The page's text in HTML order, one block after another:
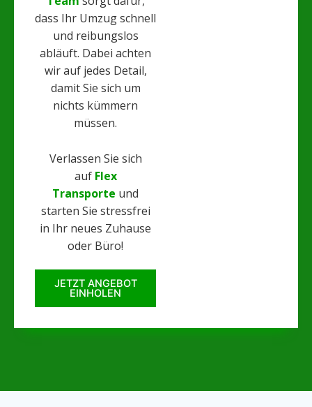
dass Ihr Umzug schnell
und reibungslos
abläuft. Dabei achten
wir auf jedes Detail,
damit Sie sich um
nichts kümmern
müssen.
Verlassen Sie sich
auf Flex
Transporte und
starten Sie stressfrei
in Ihr neues Zuhause
oder Büro!
JETZT ANGEBOT
EINHOLEN